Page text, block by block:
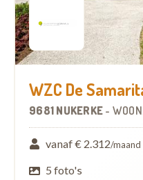
WZC De
9681 NUKERKE -
vanaf € 2.312/maand
5 foto's